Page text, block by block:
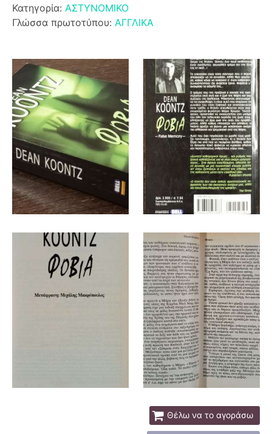
Κατηγορία: ΑΣΤΥΝΟΜΙΚΟ
Γλώσσα πρωτοτύπου: ΑΓΓΛΙΚΑ
Θέλω να το αγοράσω